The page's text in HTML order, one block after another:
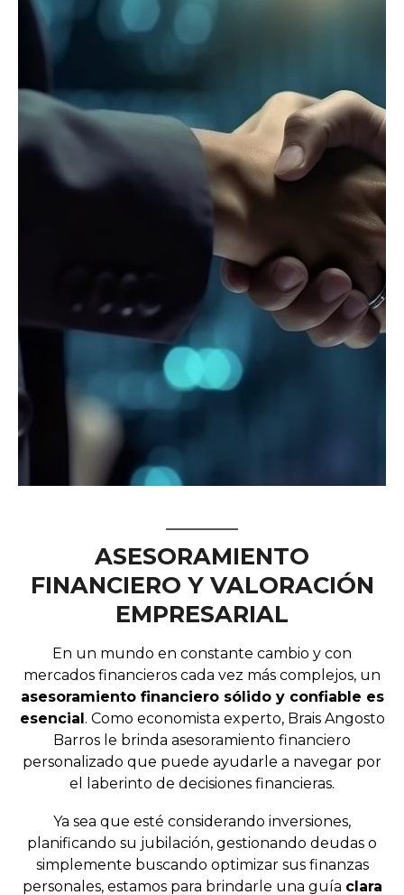
ASESORAMIENTO
FINANCIERO Y VALORACIÓN
EMPRESARIAL
En un mundo en constante cambio y con
mercados financieros cada vez más complejos, un
asesoramiento financiero sólido y confiable es
esencial. Como economista experto, Brais Angosto
Barros le brinda asesoramiento financiero
personalizado que puede ayudarle a navegar por
el laberinto de decisiones financieras.
Ya sea que esté considerando inversiones,
planificando su jubilación, gestionando deudas o
simplemente buscando optimizar sus finanzas
personales, estamos para brindarle una guía clara